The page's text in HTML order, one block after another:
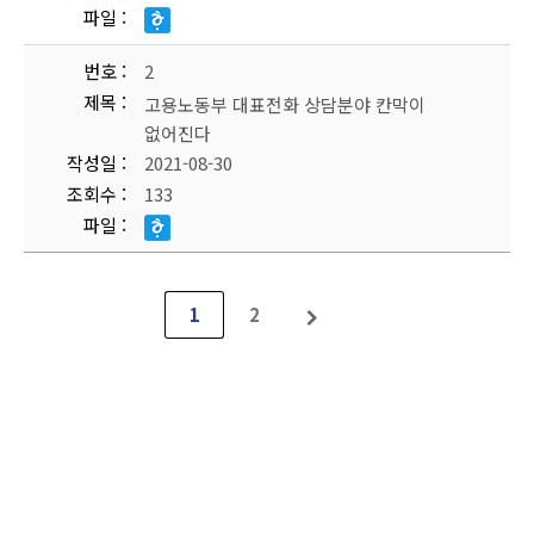
파일
번호
2
제목
고용노동부 대표전화 상담분야 칸막이
없어진다
작성일
2021-08-30
조회수
133
파일
1 2